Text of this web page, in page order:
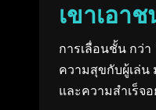
เขาเอา
การเลื่อนชั้น กว่
ความสุขกับผู้เล่น
และความสำเร็จ